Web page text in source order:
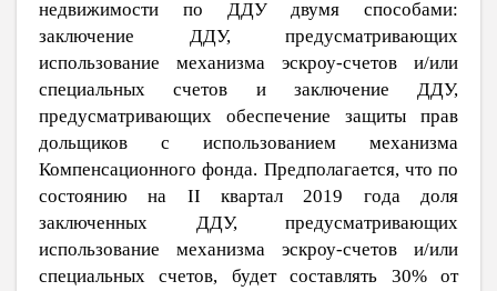
недвижимости по ДДУ двумя способами:
заключение ДДУ, предусматривающих
использование механизма эскроу-счетов и/или
специальных счетов и заключение ДДУ,
предусматривающих обеспечение защиты прав
дольщиков с использованием механизма
Компенсационного фонда. Предполагается, что по
состоянию на II квартал 2019 года доля
заключенных ДДУ, предусматривающих
использование механизма эскроу-счетов и/или
специальных счетов, будет составлять 30% от